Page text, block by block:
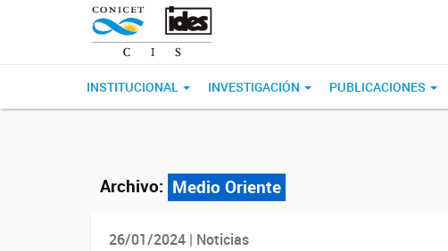
INSTITUCIONAL INVESTIGACIÓN PUBLICACIONES
Archivo: Medio Oriente
26/01/2024 | Noticias